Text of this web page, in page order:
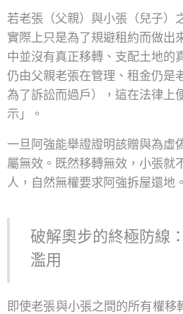
若老張（父親）與小張（兒子）
實際上只是為了規避租約而做出
中並沒有真正移轉、支配土地的
仍由父親老張在管理、租金仍是
為了訴訟而過戶），這在法律上
示」。
一旦阿強能舉證證明該贈與為虛
屬無效。既然移轉無效，小張就
人，自然無權要求阿強拆屋還地。
破解奧步的終極防線
濫用
即使老張與小張之間的所有權移